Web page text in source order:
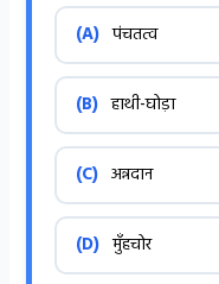
(A) पंचतत्व
(B) हाथी-घोड़ा
(C) अन्नदान
(D) मुँहचोर